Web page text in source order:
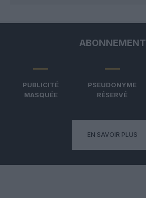
ABONNEMENT
PUBLICITÉ
MASQUÉE
PSEUDONYME
RÉSERVÉ
EN SAVOIR PLUS